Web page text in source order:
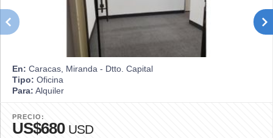
En: Caracas, Miranda - Dtto. Capital
Tipo: Oficina
Para: Alquiler
PRECIO:
US$680 USD